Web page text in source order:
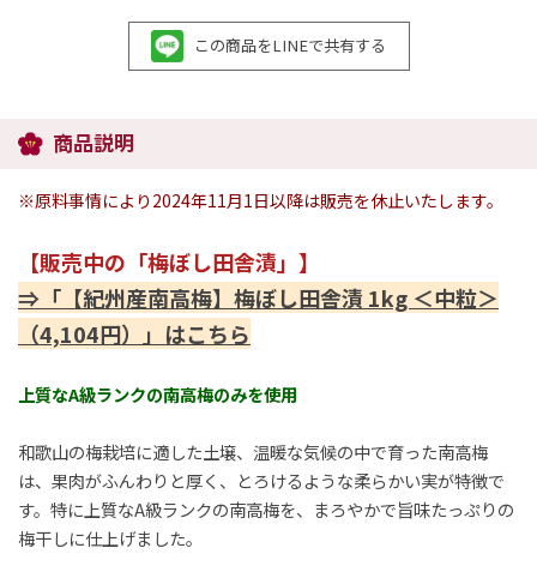
この商品をLINEで共有する
商品説明
※原料事情により2024年11月1日以降は販売を休止いたします。
【販売中の「梅ぼし田舎漬」】
⇒「【紀州産南高梅】梅ぼし田舎漬 1kg ＜中粒＞
（4,104円）」はこちら
上質なA級ランクの南高梅のみを使用
和歌山の梅栽培に適した土壌、温暖な気候の中で育った南高梅
は、果肉がふんわりと厚く、とろけるような柔らかい実が特徴で
す。特に上質なA級ランクの南高梅を、まろやかで旨味たっぷりの
梅干しに仕上げました。